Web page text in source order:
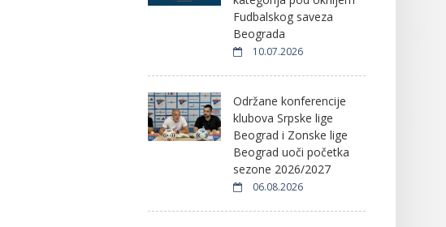
Fudbalskog saveza
Beograda
10.07.2026
Održane konferencije
klubova Srpske lige
Beograd i Zonske lige
Beograd uoči početka
sezone 2026/2027
06.08.2026